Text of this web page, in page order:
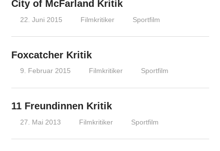
City of McFarland Kritik
22. Juni 2015 Filmkritiker Sportfilm
Foxcatcher Kritik
9. Februar 2015 Filmkritiker Sportfilm
11 Freundinnen Kritik
27. Mai 2013 Filmkritiker Sportfilm